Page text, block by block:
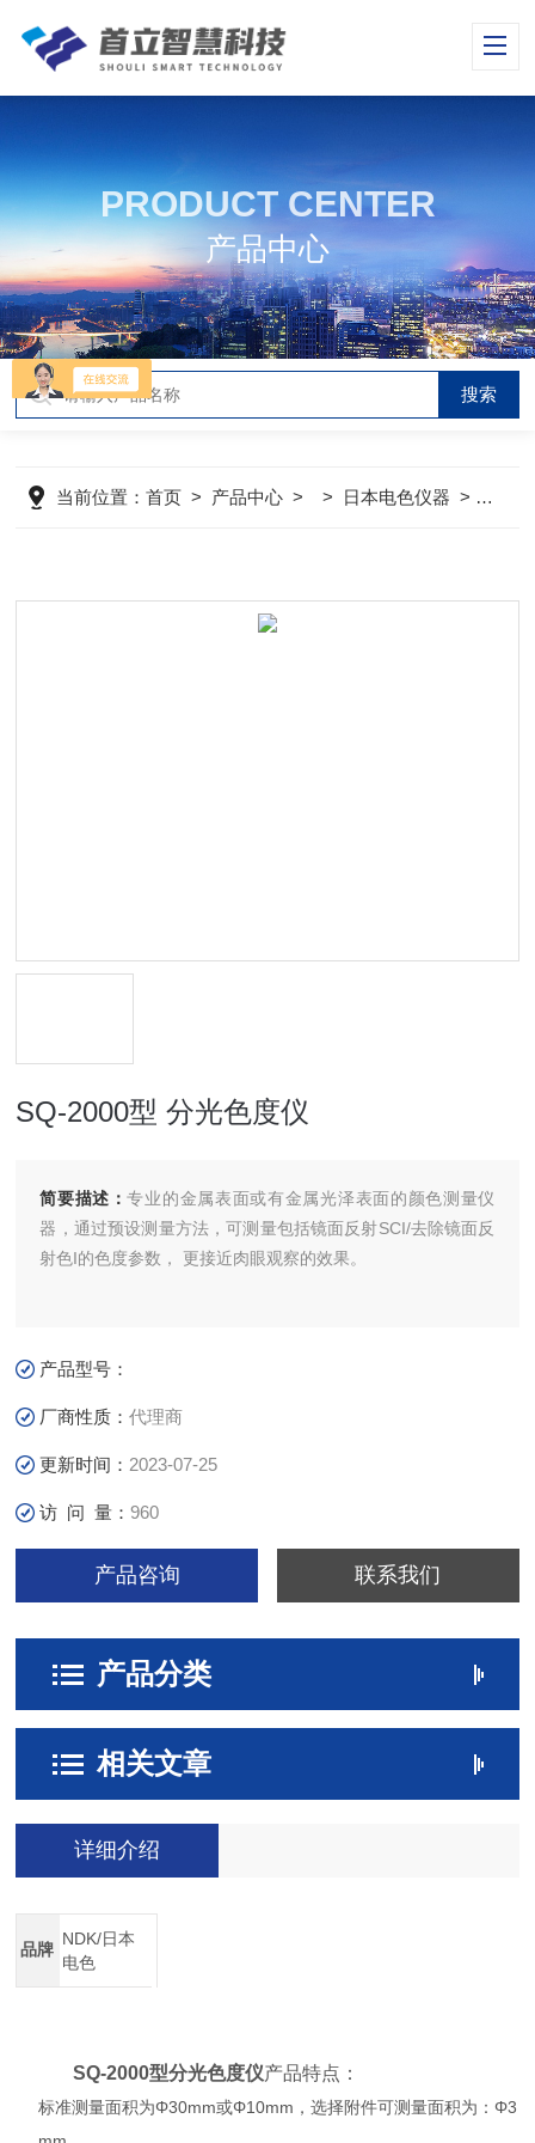
PRODUCT CENTER
产品中心
当前位置：首页 > 产品中心 > > 日本电色仪器 > SQ-
SQ-2000型 分光色度仪
简要描述：专业的金属表面或有金属光泽表面的颜色测量仪
器，通过预设测量方法，可测量包括镜面反射SCI/去除镜面反
射色I的色度参数， 更接近肉眼观察的效果。
产品型号：
厂商性质：代理商
更新时间： 2023-07-25
访 问 量：960
产品咨询 联系我们
产品分类
相关文章
详细介绍
品牌
NDK/日本
电色
SQ-2000型分光色度仪产品特点：
标准测量面积为Φ30mm或Φ10mm，选择附件可测量面积为：Φ3